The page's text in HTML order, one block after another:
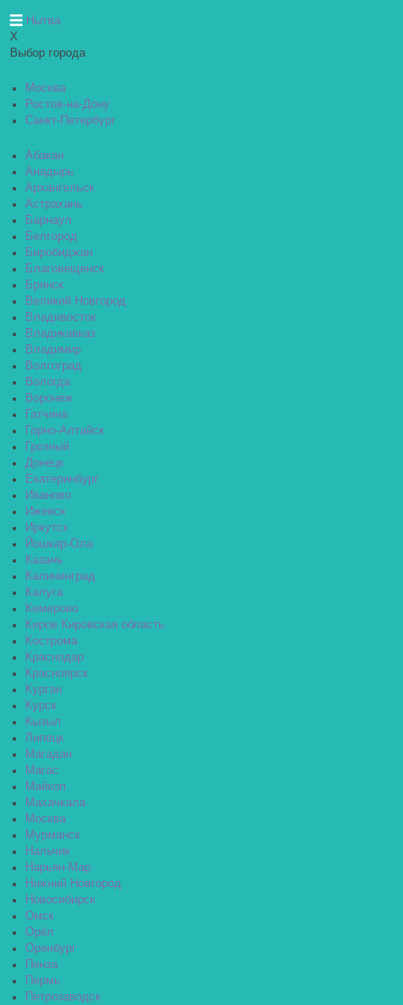
Нытва
X
Выбор города
Москва
Ростов-на-Дону
Санкт-Петербург
Абакан
Анадырь
Архангельск
Астрахань
Барнаул
Белгород
Биробиджан
Благовещенск
Брянск
Великий Новгород
Владивосток
Владикавказ
Владимир
Волгоград
Вологда
Воронеж
Гатчина
Горно-Алтайск
Грозный
Донецк
Екатеринбург
Иваново
Ижевск
Иркутск
Йошкар-Ола
Казань
Калининград
Калуга
Кемерово
Киров Кировская область
Кострома
Краснодар
Красноярск
Курган
Курск
Кызыл
Липецк
Магадан
Магас
Майкоп
Махачкала
Москва
Мурманск
Нальчик
Нарьян-Мар
Нижний Новгород
Новосибирск
Омск
Орёл
Оренбург
Пенза
Пермь
Петрозаводск